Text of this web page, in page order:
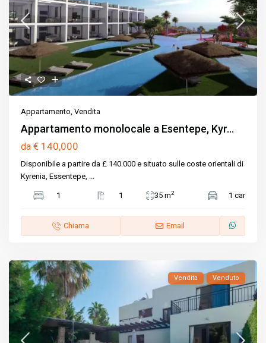
Appartamento,Vendita
Appartamento monolocale a Esentepe, Kyr...
da € 140,000
Disponibile a partire da £ 140.000 e situato sulle coste orientali di
Kyrenia, Essentepe, ...
1 1 35 m2 1 car
Chiama Email
Vendita Venduto